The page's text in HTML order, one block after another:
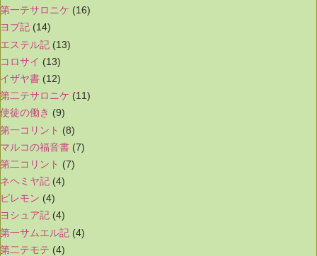
第一テサロニケ (16)
ヨブ記 (14)
エステル記 (13)
コロサイ (13)
イザヤ書 (12)
第二テサロニケ (11)
使徒の働き (9)
第一コリント (8)
マルコの福音書 (7)
第二コリント (7)
ネヘミヤ記 (4)
ピレモン (4)
ヨシュア記 (4)
第一サムエル記 (4)
第二テモテ (4)